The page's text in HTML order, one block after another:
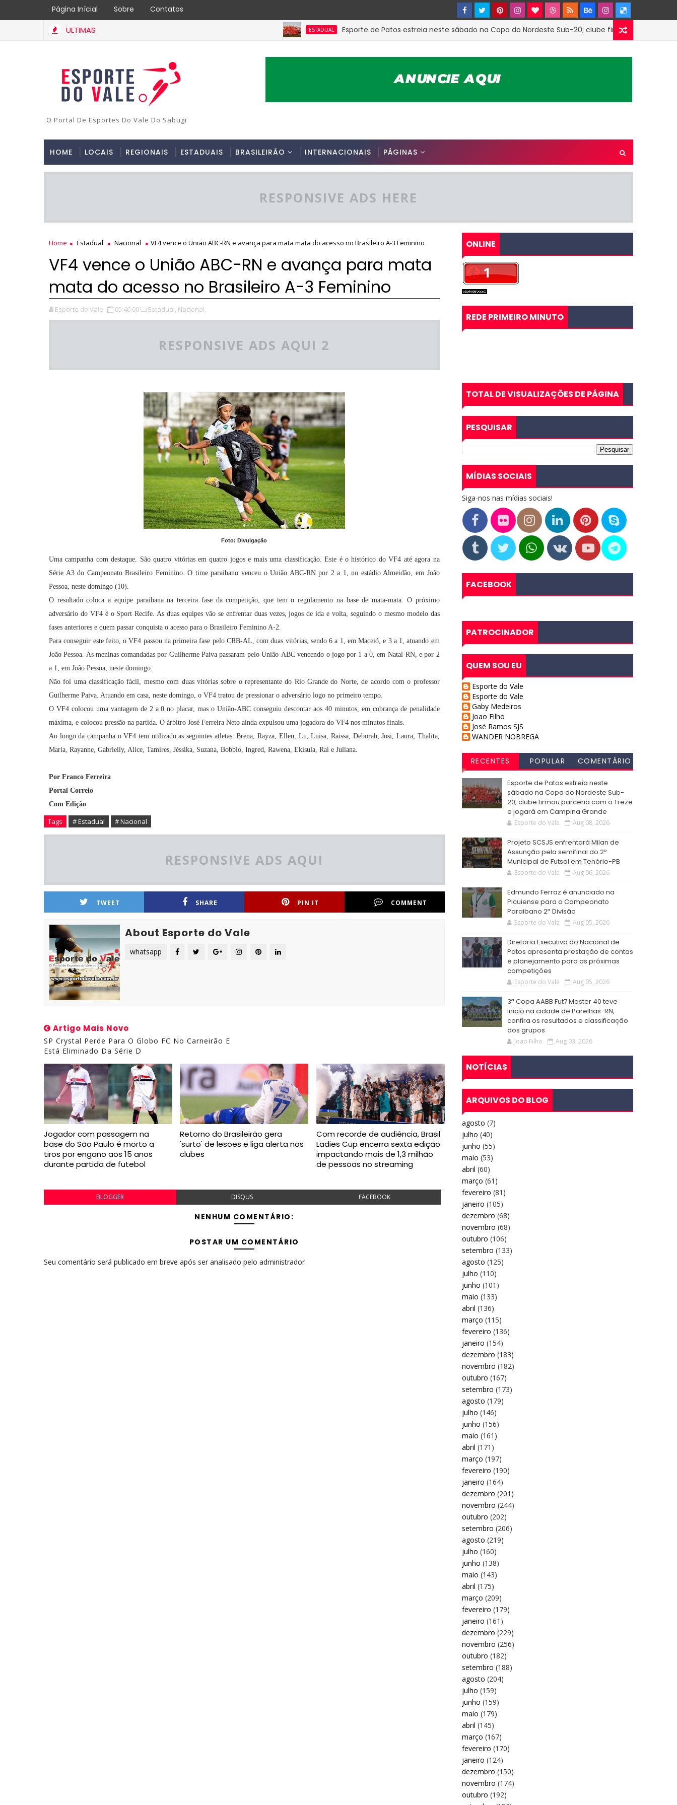
Página Inícial Sobre Contatos
ULTIMAS ESTADUAL Esporte de Patos estreia neste sábado na Copa do Nordeste Sub-20; clube firmou parceria com o
O Portal De Esportes Do Vale Do Sabugi
HOME LOCAIS REGIONAIS ESTADUAIS BRASILEIRÃO INTERNACIONAIS PÁGINAS
RESPONSIVE ADS HERE
Home Estadual Nacional VF4 vence o União ABC-RN e avança para mata mata do acesso no Brasileiro A-3 Feminino
VF4 vence o União ABC-RN e avança para mata
mata do acesso no Brasileiro A-3 Feminino
Esporte do Vale 05:46:00 Estadual, Nacional,
RESPONSIVE ADS AQUI 2
Foto: Divulgação
Uma campanha com destaque. São quatro vitórias em quatro jogos e mais uma classificação. Este é o histórico do VF4 até agora na
Série A3 do Campeonato Brasileiro Feminino. O time paraibano venceu o União ABC-RN por 2 a 1, no estádio Almeidão, em João
Pessoa, neste domingo (10).
O resultado coloca a equipe paraibana na terceira fase da competição, que tem o regulamento na base de mata-mata. O próximo
adversário do VF4 é o Sport Recife. As duas equipes vão se enfrentar duas vezes, jogos de ida e volta, seguindo o mesmo modelo das
fases anteriores e quem passar conquista o acesso para o Brasileiro Feminino A-2.
Para conseguir este feito, o VF4 passou na primeira fase pelo CRB-AL, com duas vitórias, sendo 6 a 1, em Maceió, e 3 a 1, atuando em
João Pessoa. As meninas comandadas por Guilherme Paiva passaram pelo União-ABC vencendo o jogo por 1 a 0, em Natal-RN, e por 2
a 1, em João Pessoa, neste domingo.
Não foi uma classificação fácil, mesmo com duas vitórias sobre o representante do Rio Grande do Norte, de acordo com o professor
Guilherme Paiva. Atuando em casa, neste domingo, o VF4 tratou de pressionar o adversário logo no primeiro tempo.
O VF4 colocou uma vantagem de 2 a 0 no placar, mas o União-ABC conseguiu descontar aos 40 minutos, em cobrança de penalidade
máxima, e colocou pressão na partida. O árbitro José Ferreira Neto ainda expulsou uma jogadora do VF4 nos minutos finais.
Ao longo da campanha o VF4 tem utilizado as seguintes atletas: Brena, Rayza, Ellen, Lu, Luisa, Raissa, Deborah, Josi, Laura, Thalita,
Maria, Rayanne, Gabrielly, Alice, Tamires, Jéssika, Suzana, Bobbio, Ingred, Rawena, Ekisula, Rai e Juliana.
Por Franco Ferreira
Portal Correio
Com Edição
Tags # Estadual # Nacional
RESPONSIVE ADS AQUI
TWEET SHARE PIN IT COMMENT
About Esporte do Vale
whatsapp
Artigo Mais Novo
SP Crystal Perde Para O Globo FC No Carneirão E
Está Eliminado Da Série D
Jogador com passagem na
base do São Paulo é morto a
tiros por engano aos 15 anos
durante partida de futebol
Retorno do Brasileirão gera
'surto' de lesões e liga alerta nos
clubes
Com recorde de audiência, Brasil
Ladies Cup encerra sexta edição
impactando mais de 1,3 milhão
de pessoas no streaming
BLOGGER DISQUS FACEBOOK
NENHUM COMENTÁRIO:
POSTAR UM COMENTÁRIO
Seu comentário será publicado em breve após ser analisado pelo administrador
ONLINE
REDE PRIMEIRO MINUTO
TOTAL DE VISUALIZAÇÕES DE PÁGINA
PESQUISAR
MÍDIAS SOCIAIS
Siga-nos nas mídias sociais!
FACEBOOK
PATROCINADOR
QUEM SOU EU
Esporte do Vale
Esporte do Vale
Gaby Medeiros
Joao Filho
José Ramos SJS
WANDER NOBREGA
RECENTES POPULAR
COMENTÁRIO
Esporte de Patos estreia neste
sábado na Copa do Nordeste Sub-
20; clube firmou parceria com o Treze
e jogará em Campina Grande
Esporte do Vale Aug 08, 2026
Projeto SCSJS enfrentará Milan de
Assunção pela semifinal do 2º
Municipal de Futsal em Tenório-PB
Esporte do Vale Aug 06, 2026
Edmundo Ferraz é anunciado na
Picuiense para o Campeonato
Paraibano 2ª Divisão
Esporte do Vale Aug 05, 2026
Diretoria Executiva do Nacional de
Patos apresenta prestação de contas
e planejamento para as próximas
competições
Esporte do Vale Aug 05, 2026
3ª Copa AABB Fut7 Master 40 teve
inicio na cidade de Parelhas-RN,
confira os resultados e classificação
dos grupos
Joao Filho Aug 03, 2026
NOTÍCIAS
ARQUIVOS DO BLOG
agosto (7)
julho (40)
junho (55)
maio (53)
abril (60)
março (61)
fevereiro (81)
janeiro (105)
dezembro (68)
novembro (68)
outubro (106)
setembro (133)
agosto (125)
julho (110)
junho (101)
maio (133)
abril (136)
março (115)
fevereiro (136)
janeiro (154)
dezembro (183)
novembro (182)
outubro (167)
setembro (173)
agosto (179)
julho (146)
junho (156)
maio (161)
abril (171)
março (197)
fevereiro (190)
janeiro (164)
dezembro (201)
novembro (244)
outubro (202)
setembro (206)
agosto (219)
julho (160)
junho (138)
maio (143)
abril (175)
março (209)
fevereiro (179)
janeiro (161)
dezembro (229)
novembro (256)
outubro (182)
setembro (188)
agosto (204)
julho (159)
junho (159)
maio (179)
abril (145)
março (167)
fevereiro (170)
janeiro (124)
dezembro (150)
novembro (174)
outubro (192)